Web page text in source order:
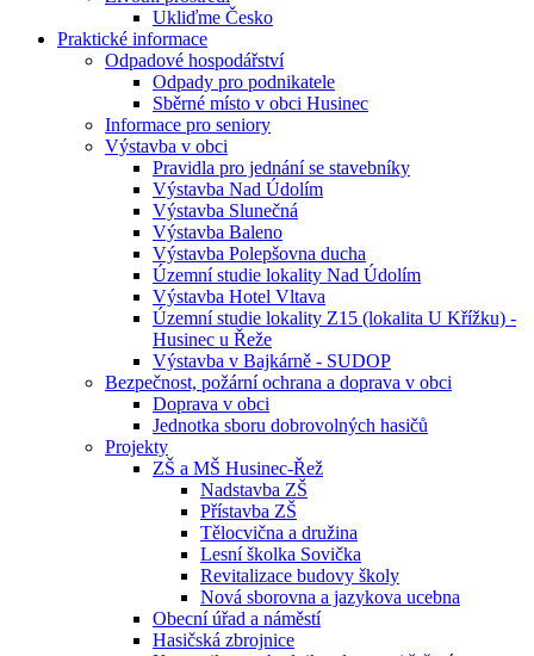
Ukliďme Česko
Praktické informace
Odpadové hospodářství
Odpady pro podnikatele
Sběrné místo v obci Husinec
Informace pro seniory
Výstavba v obci
Pravidla pro jednání se stavebníky
Výstavba Nad Údolím
Výstavba Slunečná
Výstavba Baleno
Výstavba Polepšovna ducha
Územní studie lokality Nad Údolím
Výstavba Hotel Vltava
Územní studie lokality Z15 (lokalita U Křížku) -
Husinec u Řeže
Výstavba v Bajkárně - SUDOP
Bezpečnost, požární ochrana a doprava v obci
Doprava v obci
Jednotka sboru dobrovolných hasičů
Projekty
ZŠ a MŠ Husinec-Řež
Nadstavba ZŠ
Přístavba ZŠ
Tělocvična a družina
Lesní školka Sovička
Revitalizace budovy školy
Nová sborovna a jazykova ucebna
Obecní úřad a náměstí
Hasičská zbrojnice